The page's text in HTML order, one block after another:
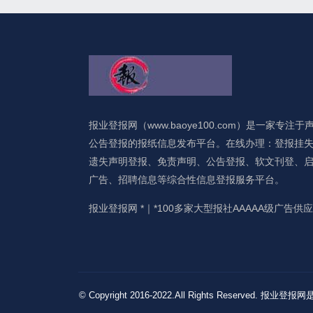
报业登报网（www.baoye100.com）是一家专注于
公告登报的报纸信息发布平台。在线办理：登报挂
遗失声明登报、免责声明、公告登报、软文刊登、
广告、招聘信息等综合性信息登报服务平台。
报业登报网 *｜*100多家大型报社AAAAA级广告供
© Copyright 2016-2022.All Rights Reserved. 报业登报网